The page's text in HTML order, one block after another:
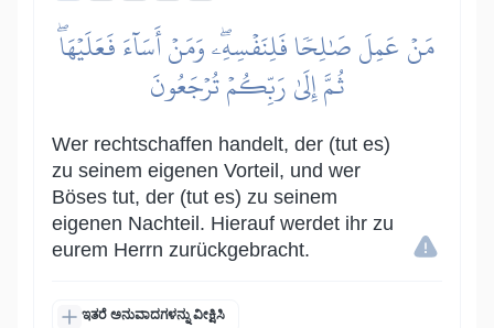
مَنۡ عَمِلَ صَٰلِحٗا فَلِنَفۡسِهِۦۖ وَمَنۡ أَسَآءَ فَعَلَيۡهَاۖ
ثُمَّ إِلَىٰ رَبِّكُمۡ تُرۡجَعُونَ
Wer rechtschaffen handelt, der (tut es)
zu seinem eigenen Vorteil, und wer
Böses tut, der (tut es) zu seinem
eigenen Nachteil. Hierauf werdet ihr zu
eurem Herrn zurückgebracht.
ಇತರೆ ಅನುವಾದಗಳನ್ನು ವೀಕ್ಷಿಸಿ